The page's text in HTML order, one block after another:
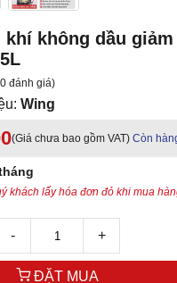
khí không dầu
đánh giá)
Wing
(Giá chưa bao gồm VAT) Còn
khách lấy hóa đơn đỏ khi mua
- +
ĐẶT MUA